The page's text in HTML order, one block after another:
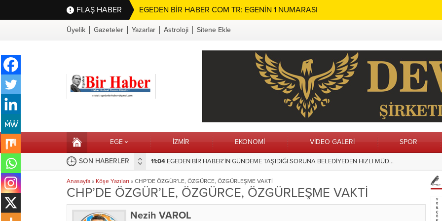
FLAŞ HABER EGEDEN BİR HABER COM TR: EGENİN 1 NUMARASI
Üyelik Gazeteler Yazarlar Astroloji Sitene Ekle
EGE İZMİR EKONOMİ VİDEO GALERİ SPOR
SON HABERLER 11:04 EGEDEN BİR HABER’İN GÜNDEME TAŞIDIĞI SORUNA BELEDİYEDEN HIZLI MÜDAHALE
16:10 Selahattin Sapmaz’ın Adı Menteşe’de Sonsuza Dek Yaşayacak
Anasayfa » Köşe Yazıları » CHP’DE ÖZGÜR’LE, ÖZGÜRCE, ÖZGÜRLEŞME VAKTİ
CHP’DE ÖZGÜR’LE, ÖZGÜRCE, ÖZGÜRLEŞME VAKTİ
Nezih VAROL